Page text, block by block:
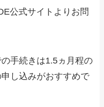
公式サイトよりお問
手続きは1.5ヵ月程の
し込みがおすすめで